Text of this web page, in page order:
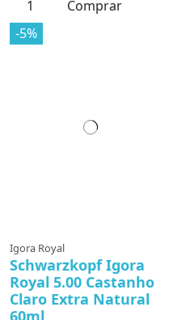
Comprar
-5%
Igora Royal
Schwarzkopf Igora
Royal 5.00 Castanho
Claro Extra Natural
60ml